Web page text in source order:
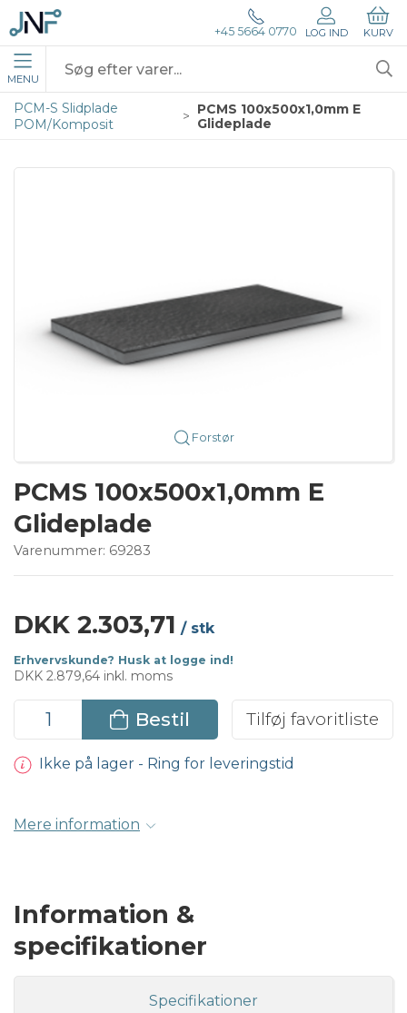
+45 5664 0770 LOG IND KURV
MENU
PCM-S Slidplade
POM/Komposit
PCMS 100x500x1,0mm E
Glideplade
Forstør
PCMS 100x500x1,0mm E
Glideplade
Varenummer: 69283
DKK 2.303,71 / stk
Erhvervskunde? Husk at logge ind!
DKK 2.879,64 inkl. moms
Bestil Tilføj favoritliste
Ikke på lager - Ring for leveringstid
Mere information
Information &
specifikationer
Specifikationer